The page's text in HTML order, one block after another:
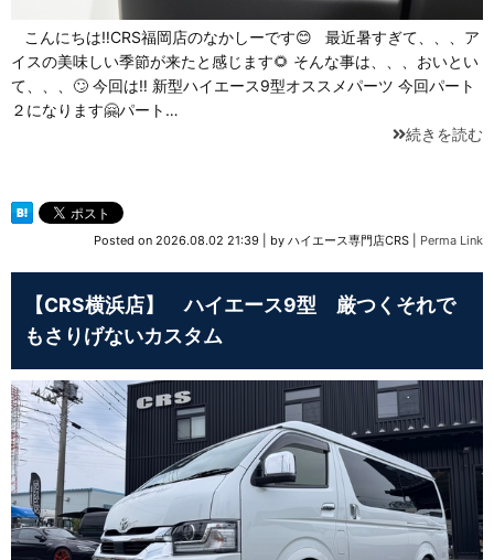
こんにちは‼CRS福岡店のなかしーです😊 最近暑すぎて、、、ア
イスの美味しい季節が来たと感じます🌻 そんな事は、、、おいとい
て、、、🙄 今回は‼ 新型ハイエース9型オススメパーツ 今回パート
２になります🤗パート…
続きを読む
Posted on 2026.08.02 21:39 by ハイエース専門店CRS Perma Link
【CRS横浜店】 ハイエース9型 厳つくそれで
もさりげないカスタム